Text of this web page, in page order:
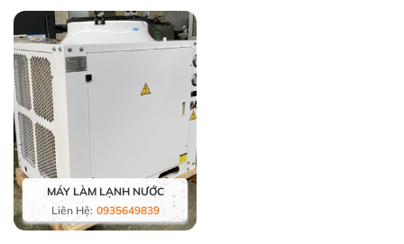
MÁY LÀM LẠNH NƯỚC
Liên Hệ: 0935649839